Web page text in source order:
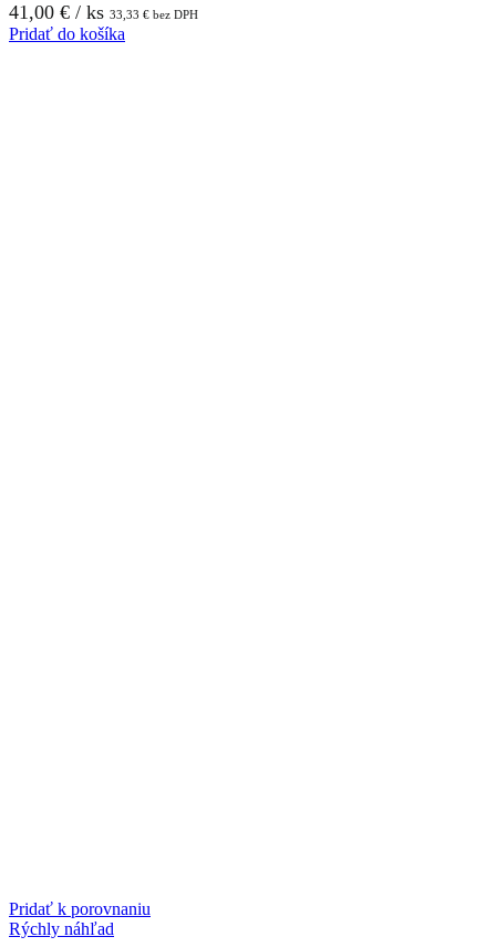
41,00 € / ks 33,33 € bez DPH
Pridať do košíka
Pridať k porovnaniu
Rýchly náhľad